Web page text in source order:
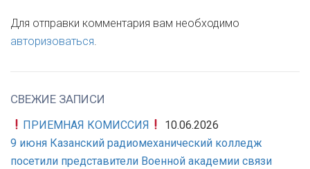
Для отправки комментария вам необходимо
авторизоваться
СВЕЖИЕ ЗАПИСИ
ПРИЕМНАЯ КОМИССИЯ
10.06.2026
9 июня Казанский радиомеханический колледж
посетили представители Военной академии связи